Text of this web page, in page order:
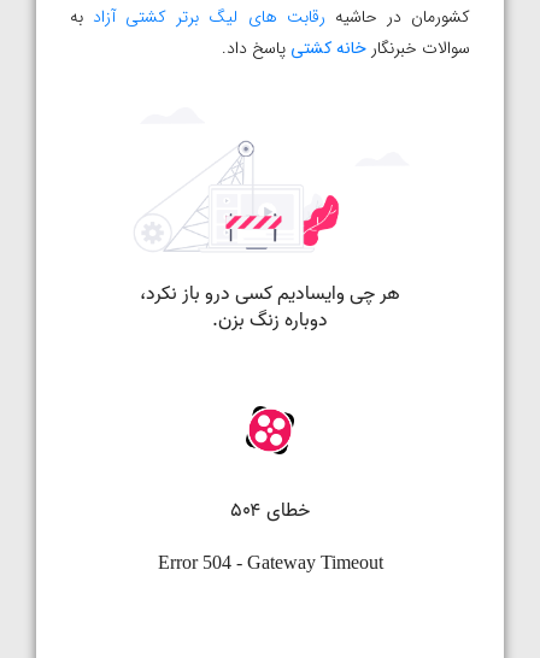
کشورمان در حاشیه رقابت های لیگ برتر کشتی آزاد به
سوالات خبرنگار خانه کشتی پاسخ داد.